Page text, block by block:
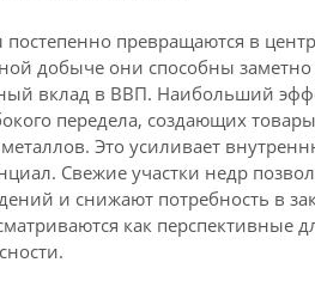
превращаются в
добыче они способны
вклад в ВВП. Наибольший
передела, создающих
Это усиливает
Свежие участки недр
и снижают потребность в
как перспективные